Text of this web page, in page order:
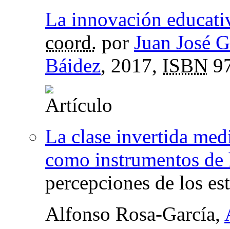
La innovación
coord. por Juan José
Báidez, 2017, ISBN
La clase invertida
como instrumentos
percepciones de los
Alfonso Rosa-García,